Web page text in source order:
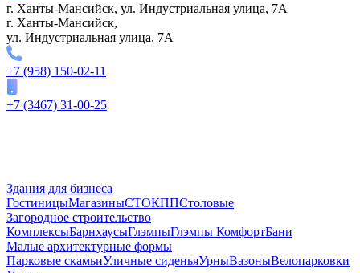
г. Ханты-Мансийск, ул. Индустриальная улица, 7А
г. Ханты-Мансийск,
ул. Индустриальная улица, 7А
+7 (958) 150-02-11
+7 (3467) 31-00-25
Здания для бизнеса
ГостиницыМагазиныСТОКППСтоловые
Загородное строительство
КомплексыБарнхаусыГлэмпыГлэмпы КомфортБани
Малые архитектурные формы
Парковые скамьиУличные сиденьяУрныВазоныВелопарковки